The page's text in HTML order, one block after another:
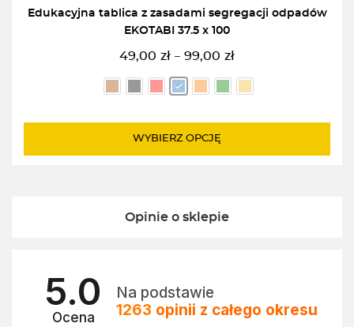
Edukacyjna tablica z zasadami segregacji odpadów
EKOTABI 37.5 x 100
49,00 zł – 99,00 zł
Zakres
cen:
od
do
WYBIERZ OPCJĘ
Opinie o sklepie
5.0
Ocena
Na podstawie
1263 opinii z całego okresu